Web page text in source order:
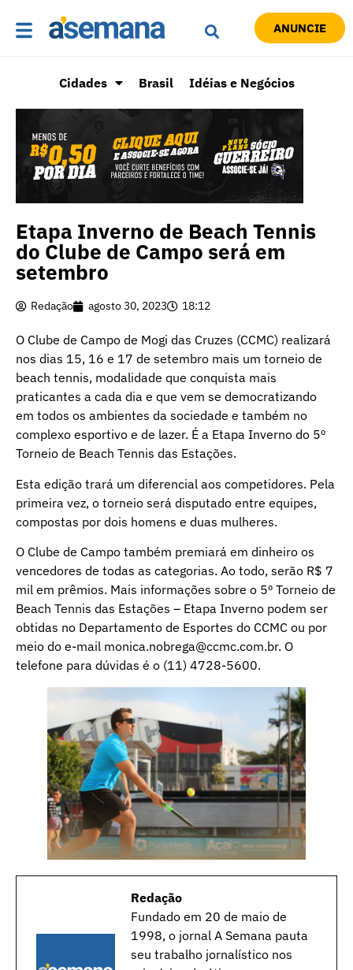
ANUNCIE
Cidades Brasil Idéias e Negócios
Etapa Inverno de Beach Tennis
do Clube de Campo será em
setembro
Redação agosto 30, 2023 18:12
O Clube de Campo de Mogi das Cruzes (CCMC) realizará
nos dias 15, 16 e 17 de setembro mais um torneio de
beach tennis, modalidade que conquista mais
praticantes a cada dia e que vem se democratizando
em todos os ambientes da sociedade e também no
complexo esportivo e de lazer. É a Etapa Inverno do 5º
Torneio de Beach Tennis das Estações.
Esta edição trará um diferencial aos competidores. Pela
primeira vez, o torneio será disputado entre equipes,
compostas por dois homens e duas mulheres.
O Clube de Campo também premiará em dinheiro os
vencedores de todas as categorias. Ao todo, serão R$ 7
mil em prêmios. Mais informações sobre o 5º Torneio de
Beach Tennis das Estações – Etapa Inverno podem ser
obtidas no Departamento de Esportes do CCMC ou por
meio do e-mail monica.nobrega@ccmc.com.br. O
telefone para dúvidas é o (11) 4728-5600.
Redação
Fundado em 20 de maio de
1998, o jornal A Semana pauta
seu trabalho jornalístico nos